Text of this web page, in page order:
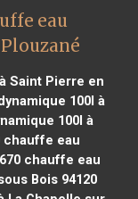
eau
Saint Pierre en
100l à
100l à
chauffe eau
chauffe eau
Bois 94120